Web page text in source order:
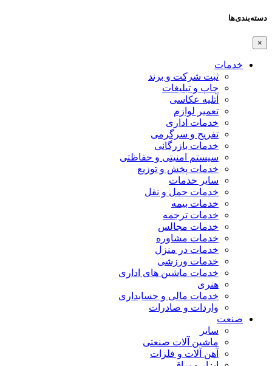
دسته‌بندی‌ها
×
خدمات
ثبت شرکت و برند
چاپ و تبلیغات
آتلیه عکاسی
تعمیر لوازم
خدمات اداری
تفریح و سرگرمی
خدمات بازرگانی
سیستم امنیتی و حفاظتی
خدمات پخش و توزیع
سایر خدمات
خدمات حمل و نقل
خدمات بیمه
خدمات ترجمه
خدمات مجالس
خدمات مشاوره
خدمات در منزل
خدمات ورزشی
خدمات ماشین های اداری
هنری
خدمات مالی و حسابداری
واردات و صادرات
صنعت
سایر
ماشین آلات صنعتی
آهن آلات و فلزات